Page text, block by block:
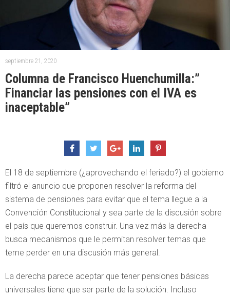
septiembre 21, 2020
Columna de Francisco Huenchumilla:”
Financiar las pensiones con el IVA es
inaceptable”
El 18 de septiembre (¿aprovechando el feriado?) el gobierno
filtró el anuncio que proponen resolver la reforma del
sistema de pensiones para evitar que el tema llegue a la
Convención Constitucional y sea parte de la discusión sobre
el país que queremos construir. Una vez más la derecha
busca mecanismos que le permitan resolver temas que
teme perder en una discusión más general.
La derecha parece aceptar que tener pensiones básicas
universales tiene que ser parte de la solución. Incluso